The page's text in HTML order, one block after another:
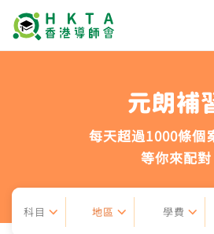
元朗補
每天超過1000條個
等你來配對
科目 地區 學費